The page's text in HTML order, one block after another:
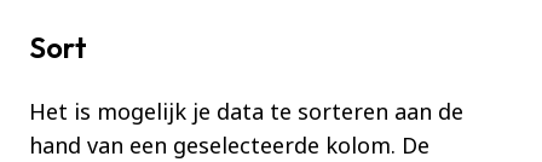
Sort
Het is mogelijk je data te sorteren aan de
hand van een geselecteerde kolom. De